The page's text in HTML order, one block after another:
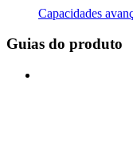
Capacidades
Guias do produto